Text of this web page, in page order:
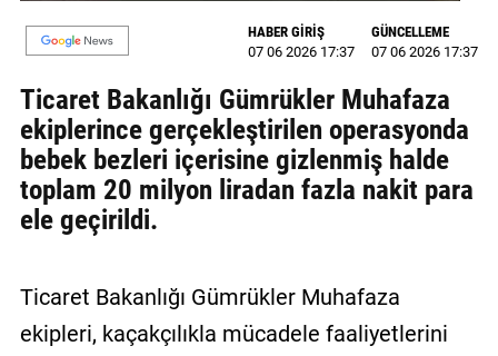
BİZE
ULAŞIN
Künye
İletişim
Gizlilik
Politikası
HABER GİRİŞ
07 06 2026 17:37
GÜNCELLEME
07 06 2026 17:37
Ticaret Bakanlığı Gümrükler Muhafaza
ekiplerince gerçekleştirilen operasyonda
bebek bezleri içerisine gizlenmiş halde
toplam 20 milyon liradan fazla nakit para
ele geçirildi.
Ticaret Bakanlığı Gümrükler Muhafaza
ekipleri, kaçakçılıkla mücadele faaliyetlerini